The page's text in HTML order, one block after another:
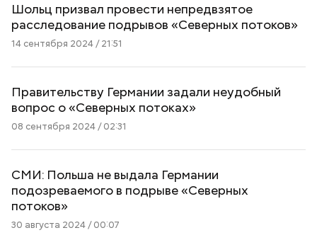
Шольц призвал провести непредвзятое
расследование подрывов «Северных потоков»
14 сентября 2024 / 21:51
Правительству Германии задали неудобный
вопрос о «Северных потоках»
08 сентября 2024 / 02:31
СМИ: Польша не выдала Германии
подозреваемого в подрыве «Северных
потоков»
30 августа 2024 / 00:07